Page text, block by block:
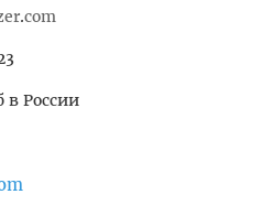
.com
в России